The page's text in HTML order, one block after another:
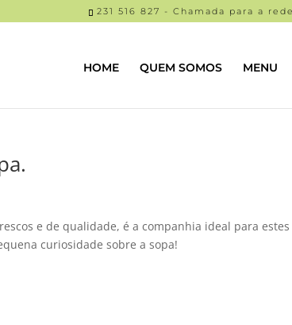
231 516 827 - Chamada para a
HOME QUEM SOMOS MENU
e de qualidade, é a companhia ideal para estes
curiosidade sobre a sopa!